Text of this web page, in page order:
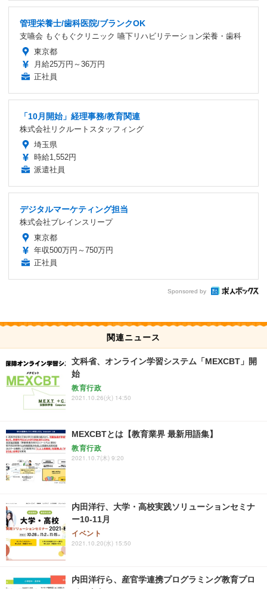
管理栄養士/歯科医院/ブランクOK
支嚥会 もぐもぐクリニック 嚥下リハビリテーション栄養・歯科
東京都
月給25万円～36万円
正社員
「10月開始」経理事務/教育関連
株式会社リクルートスタッフィング
埼玉県
時給1,552円
派遣社員
デジタルマーケティング担当
株式会社ブレインスリープ
東京都
年収500万円～750万円
正社員
Sponsored by
関連ニュース
文科省、オンライン学習システム「MEXCBT」開
始
教育行政
2021.10.26(火) 14:50
MEXCBTとは【教育業界 最新用語集】
教育行政
2021.10.7(木) 9:20
内田洋行、大学・高校実践ソリューションセミナ
ー10-11月
イベント
2021.10.20(水) 15:50
内田洋行ら、産官学連携プログラミング教育プロ